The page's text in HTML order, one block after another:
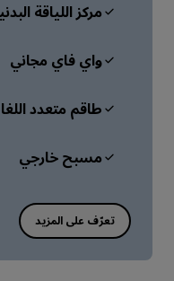
مركز اللياقة
واي فاي مجاني
طاقم متعدد
مسبح خارجي